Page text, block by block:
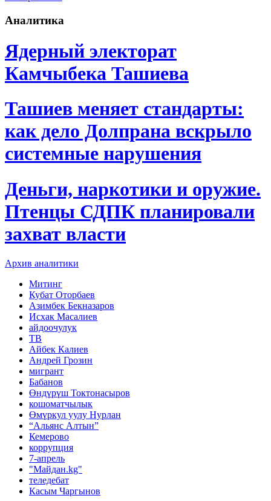
Аналитика
Ядерный электорат
Камчыбека Ташиева
Ташиев меняет стандарты:
как дело Долпрана вскрыло
системные нарушения
Деньги, наркотики и оружие.
Птенцы СДПК планировали
захват власти
Архив аналитики
Митинг
Кубат Оторбаев
Азимбек Бекназаров
Исхак Масалиев
айдоочулук
ТВ
Айбек Калиев
Андрей Грозин
мигрант
Бабанов
Өндүрүш Токтонасыров
кошоматчылык
Өмүркул уулу Нурлан
“Альянс Алтын”
Кемерово
коррупция
7-апрель
"Майдан.kg"
теледебат
Касым Чаргынов